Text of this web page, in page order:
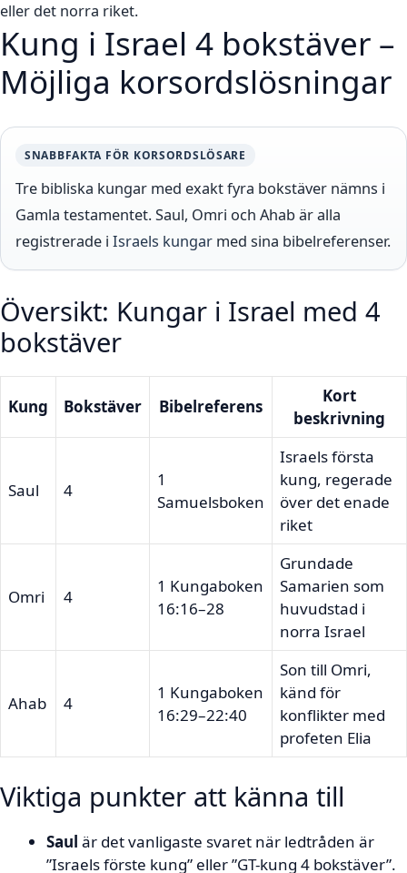
eller det norra riket.
Kung i Israel 4 bokstäver –
Möjliga korsordslösningar
SNABBFAKTA FÖR KORSORDSLÖSARE
Tre bibliska kungar med exakt fyra bokstäver nämns i
Gamla testamentet. Saul, Omri och Ahab är alla
registrerade i Israels kungar med sina bibelreferenser.
Översikt: Kungar i Israel med 4
bokstäver
Kung Bokstäver Bibelreferens
Kort
beskrivning
Saul 4
1
Samuelsboken
Israels första
kung, regerade
över det enade
riket
Omri 4
1 Kungaboken
16:16–28
Grundade
Samarien som
huvudstad i
norra Israel
Ahab 4
1 Kungaboken
16:29–22:40
Son till Omri,
känd för
konflikter med
profeten Elia
Viktiga punkter att känna till
Saul är det vanligaste svaret när ledtråden är
”Israels förste kung” eller ”GT-kung 4 bokstäver”.